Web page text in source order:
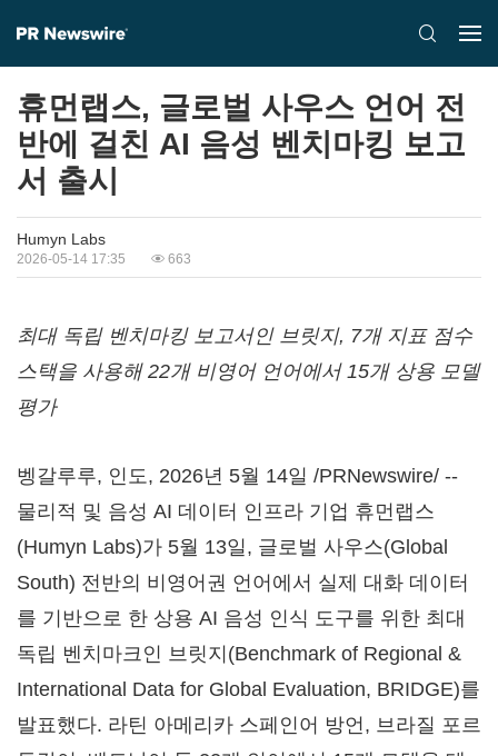
휴먼랩스, 글로벌 사우스 언어 전
반에 걸친 AI 음성 벤치마킹 보고
서 출시
Humyn Labs
2026-05-14 17:35 663
최대 독립 벤치마킹 보고서인 브릿지, 7개 지표 점수
스택을 사용해 22개 비영어 언어에서 15개 상용 모델
평가
벵갈루루, 인도, 2026년 5월 14일 /PRNewswire/ --
물리적 및 음성 AI 데이터 인프라 기업 휴먼랩스
(Humyn Labs)가 5월 13일, 글로벌 사우스(Global
South) 전반의 비영어권 언어에서 실제 대화 데이터
를 기반으로 한 상용 AI 음성 인식 도구를 위한 최대
독립 벤치마크인 브릿지(Benchmark of Regional &
International Data for Global Evaluation, BRIDGE)를
발표했다. 라틴 아메리카 스페인어 방언, 브라질 포르